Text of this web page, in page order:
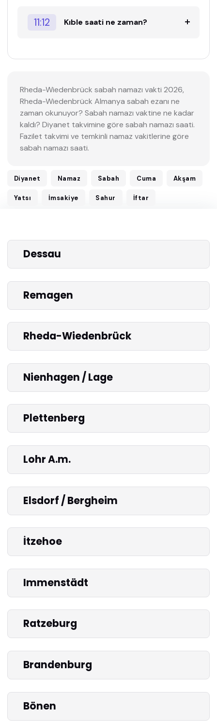
11:12 Kıble saati ne zaman?
Rheda-Wiedenbrück sabah namazı vakti 2026,
Rheda-Wiedenbrück Almanya sabah ezanı ne
zaman okunuyor? Sabah namazı vaktine ne kadar
kaldı? Diyanet takvimine göre sabah namazı saati.
Fazilet takvimi ve temkinli namaz vakitlerine göre
sabah namazı saati.
Diyanet Namaz Sabah Cuma Akşam
Yatsı İmsakiye Sahur İftar
Dessau
Remagen
Rheda-Wiedenbrück
Nienhagen / Lage
Plettenberg
Lohr A.m.
Elsdorf / Bergheim
İtzehoe
Immenstädt
Ratzeburg
Brandenburg
Bönen